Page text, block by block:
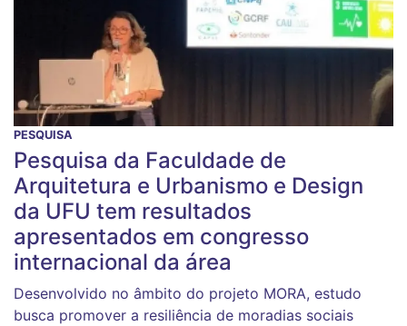
PESQUISA
Pesquisa da Faculdade de
Arquitetura e Urbanismo e Design
da UFU tem resultados
apresentados em congresso
internacional da área
Desenvolvido no âmbito do projeto MORA, estudo
busca promover a resiliência de moradias sociais